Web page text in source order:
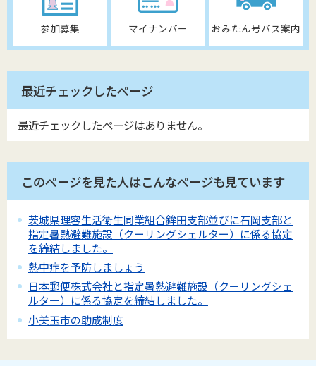
参加募集 マイナンバー おみたん号バス案内
最近チェックしたページ
最近チェックしたページはありません。
このページを見た人はこんなページも見ています
茨城県理容生活衛生同業組合鉾田支部並びに石岡支部と
指定暑熱避難施設（クーリングシェルター）に係る協定
を締結しました。
熱中症を予防しましょう
日本郵便株式会社と指定暑熱避難施設（クーリングシェ
ルター）に係る協定を締結しました。
小美玉市の助成制度